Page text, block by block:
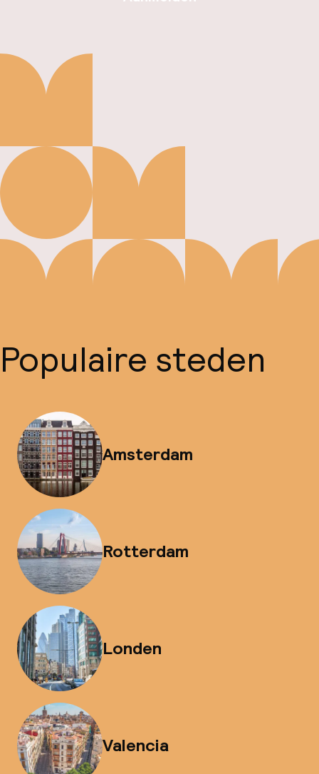
Populaire steden
Amsterdam
Rotterdam
Londen
Valencia